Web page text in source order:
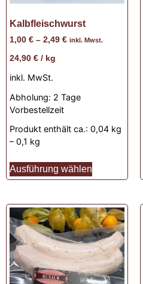
Kalbfleischwurst
1,00 € – 2,49 € inkl. Mwst.
24,90 € / kg
inkl. MwSt.
Abholung: 2 Tage
Vorbestellzeit
Produkt enthält ca.: 0,04 kg
– 0,1 kg
Ausführung wählen